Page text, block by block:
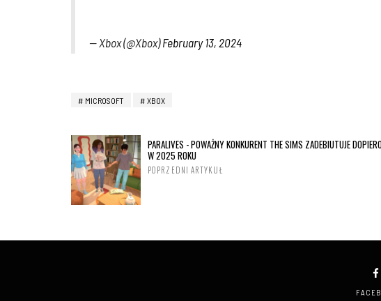
— Xbox (@Xbox)February 13, 2024
MICROSOFT XBOX
PARALIVES - POWAŻNY KONKURENT THE SIMS ZADEBIUTUJE
W 2025 ROKU
POPRZEDNI ARTYKUŁ